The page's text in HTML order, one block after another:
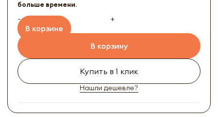
больше времени.
-
+
В корзине
В корзину
Купить в 1 клик
Нашли дешевле?